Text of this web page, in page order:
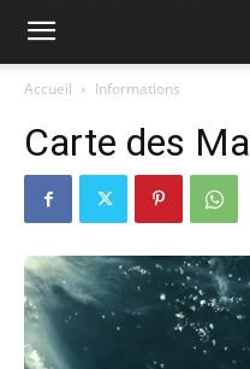
Accueil Informations
Carte des